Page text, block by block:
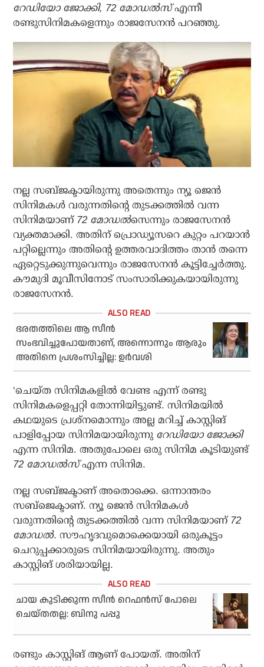
റേഡിയോ ജോക്കി, 72 മോഡല്‍സ്എന്നീ
രണ്ടുസിനിമകളെന്നും രാജസേനന്‍ പറഞ്ഞു.
നല്ല സബ്ജക്ടായിരുന്നു അതെന്നും ന്യൂ ജെന്‍
സിനിമകള്‍ വരുന്നതിന്റെ തുടക്കത്തില്‍ വന്ന
സിനിമയാണ് 72 മോഡൽസെന്നും രാജസേനന്‍
വ്യക്തമാക്കി. അതിന് പ്രൊഡ്യൂസറെ കുറ്റം പറയാന്‍
പറ്റില്ലെന്നും അതിന്റെ ഉത്തരവാദിത്തം താന്‍ തന്നെ
ഏറ്റെടുക്കുന്നുവെന്നും രാജസേനന്‍ കൂട്ടിച്ചേര്‍ത്തു.
കൗമുദി മൂവീസിനോട് സംസാരിക്കുകയായിരുന്നു
രാജസേനന്‍.
ഭരതത്തിലെ ആ സീൻ
സംഭവിച്ചുപോയതാണ്, അന്നൊന്നും ആരും
അതിനെ പ്രശംസിച്ചില്ല: ഉർവശി
‘ചെയ്ത സിനിമകളില്‍ വേണ്ട എന്ന് രണ്ടു
സിനിമകളെപ്പറ്റി തോന്നിയിട്ടുണ്ട്. സിനിമയില്‍
കഥയുടെ പ്രശ്‌നമൊന്നും അല്ല മറിച്ച് കാസ്റ്റിങ്
പാളിപ്പോയ സിനിമയായിരുന്നു റേഡിയോ ജോക്കി
എന്ന സിനിമ. അതുപോലെ ഒരു സിനിമ കൂടിയുണ്ട്
72 മോഡല്‍സ്എന്ന സിനിമ.
നല്ല സബ്ജക്ടാണ് അതൊക്കെ. ഒന്നാന്തരം
സബ്‌ജെക്ടാണ്. ന്യൂ ജെന്‍ സിനിമകള്‍
വരുന്നതിന്റെ തുടക്കത്തില്‍ വന്ന സിനിമയാണ്72
മോഡല്‍. സൗഹൃദവുമൊക്കെയായി ഒരുകൂട്ടം
ചെറുപ്പക്കാരുടെ സിനിമയായിരുന്നു. അതും
കാസ്റ്റിങ് ശരിയായില്ല.
ചായ കുടിക്കുന്ന സീന്‍ റെഫന്‍സ് പോലെ
ചെയ്തതല്ല: ബിനു പപ്പു
രണ്ടും കാസ്റ്റിങ് ആണ് പോയത്. അതിന്